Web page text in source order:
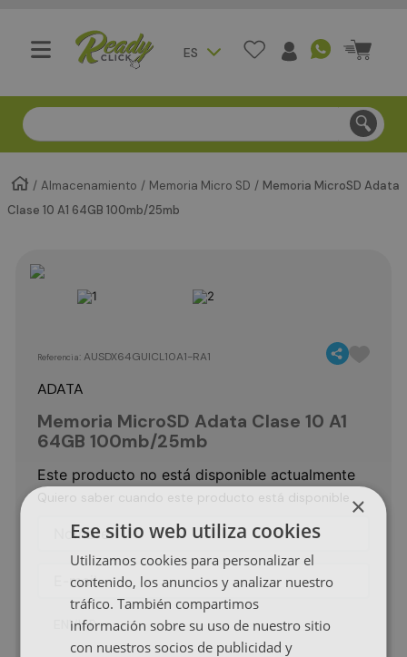
ES
Compra segura - Entregas en Bogotá en menos de 3
Almacenamiento Memoria Micro SD
Memoria MicroSD Adata
Clase 10 A1 64GB 100mb/25mb
Referencia:AUSDX64GUICL10A1-RA1
ADATA
Memoria MicroSD Adata Clase 10 A1
64GB 100mb/25mb
Este producto no está disponible actualmente
Quiero saber cuando este producto está disponible
ENVIAR
×
Ese sitio web utiliza cookies
Utilizamos cookies para personalizar el
contenido, los anuncios y analizar nuestro
tráfico. También compartimos
información sobre su uso de nuestro sitio
con nuestros socios de publicidad y